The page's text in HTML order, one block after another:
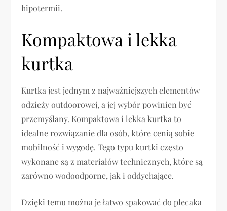
hipotermii.
Kompaktowa i lekka
kurtka
Kurtka jest jednym z najważniejszych elementów
odzieży outdoorowej, a jej wybór powinien być
przemyślany. Kompaktowa i lekka kurtka to
idealne rozwiązanie dla osób, które cenią sobie
mobilność i wygodę. Tego typu kurtki często
wykonane są z materiałów technicznych, które są
zarówno wodoodporne, jak i oddychające.
Dzięki temu można je łatwo spakować do plecaka